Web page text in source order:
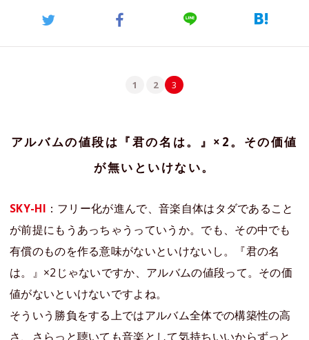
1 2 3
アルバムの値段は『君の名は。』×2。その価値
が無いといけない。
SKY-HI ：フリー化が進んで、音楽自体はタダであること
が前提にもうあっちゃうっていうか。でも、その中でも
有償のものを作る意味がないといけないし。『君の名
は。』×2じゃないですか、アルバムの値段って。その価
値がないといけないですよね。
そういう勝負をする上ではアルバム全体での構築性の高
さ、さらっと聴いても音楽として気持ちいいからずっと